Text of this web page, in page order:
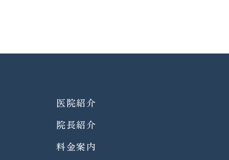
医院紹介
院長紹介
料金案内